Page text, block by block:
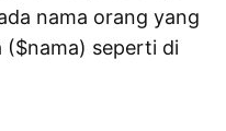
nama orang yang
($nama) seperti di